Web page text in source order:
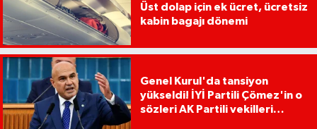
Üst dolap için ek ücret, ücretsiz
kabin bagajı dönemi
Genel Kurul'da tansiyon
yükseldi! İYİ Partili Çömez'in o
sözleri AK Partili vekilleri